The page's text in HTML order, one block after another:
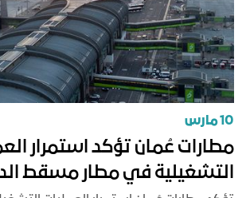
10 مارس
مطارات عُمان تؤكد استمرار
التشغيلية في مطار مسقط